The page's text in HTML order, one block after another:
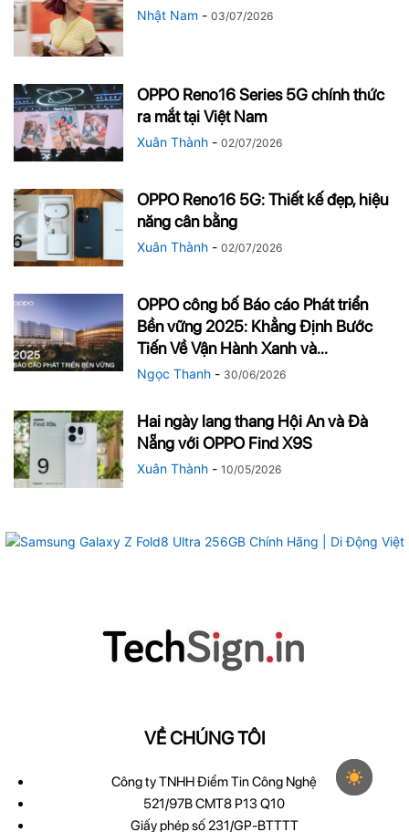
Nhật Nam - 03/07/2026
OPPO Reno16 Series 5G chính thức
ra mắt tại Việt Nam
Xuân Thành - 02/07/2026
OPPO Reno16 5G: Thiết kế đẹp, hiệu
năng cân bằng
Xuân Thành - 02/07/2026
OPPO công bố Báo cáo Phát triển
Bền vững 2025: Khẳng Định Bước
Tiến Về Vận Hành Xanh và...
Ngọc Thanh - 30/06/2026
Hai ngày lang thang Hội An và Đà
Nẵng với OPPO Find X9S
Xuân Thành - 10/05/2026
VỀ CHÚNG TÔI
Công ty TNHH Điểm Tin Công Nghệ
521/97B CMT8 P13 Q10
Giấy phép số 231/GP-BTTTT